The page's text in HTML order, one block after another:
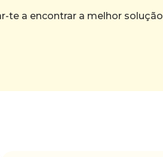
te a encontrar a melhor solução